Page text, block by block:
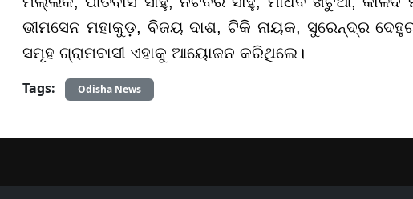
ଭୀମସେନ ମହାକୁଡ଼, ବିଜୟ ଦାଶ, ଟିକି ନାୟକ, ସୁରେନ୍ଦ୍ର
ସମୂହ ଗ୍ରାମବାସୀ ଏହାକୁ ଆୟୋଜନ କରିଥିଲେ।
Tags:
Odisha News